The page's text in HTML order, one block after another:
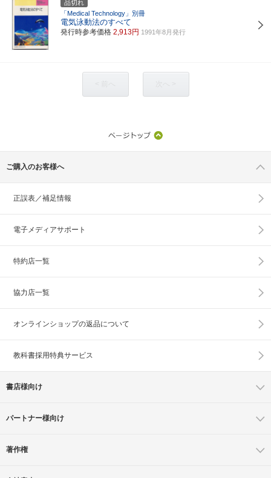
品切れ
「Medical Technology」別冊
電気泳動法のすべて
発行時参考価格 2,913円 1991年8月発行
ご購入のお客様へ
正誤表／補足情報
電子メディアサポート
特約店一覧
協力店一覧
オンラインショップの返品について
教科書採用特典サービス
書店様向け
パートナー様向け
著作権